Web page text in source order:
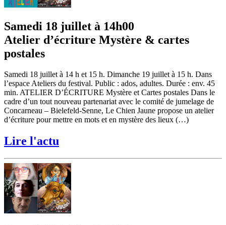
Samedi 18 juillet à 14h00
Atelier d’écriture Mystère & cartes
postales
Samedi 18 juillet à 14 h et 15 h. Dimanche 19 juillet à 15 h. Dans
l’espace Ateliers du festival. Public : ados, adultes. Durée : env. 45
min. ATELIER D’ÉCRITURE Mystère et Cartes postales Dans le
cadre d’un tout nouveau partenariat avec le comité de jumelage de
Concarneau – Bielefeld-Senne, Le Chien Jaune propose un atelier
d’écriture pour mettre en mots et en mystère des lieux (…)
Lire l'actu